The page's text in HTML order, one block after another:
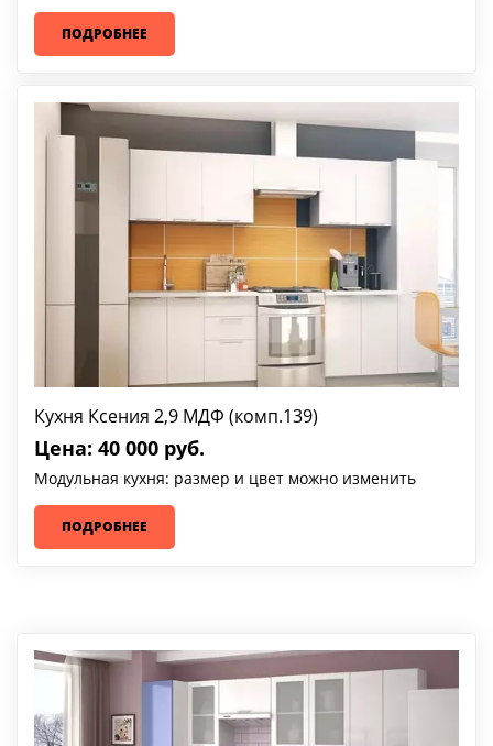
ПОДРОБНЕЕ
Кухня Ксения 2,9 МДФ (комп.139)
Цена: 40 000 руб.
Модульная кухня: размер и цвет можно изменить
ПОДРОБНЕЕ